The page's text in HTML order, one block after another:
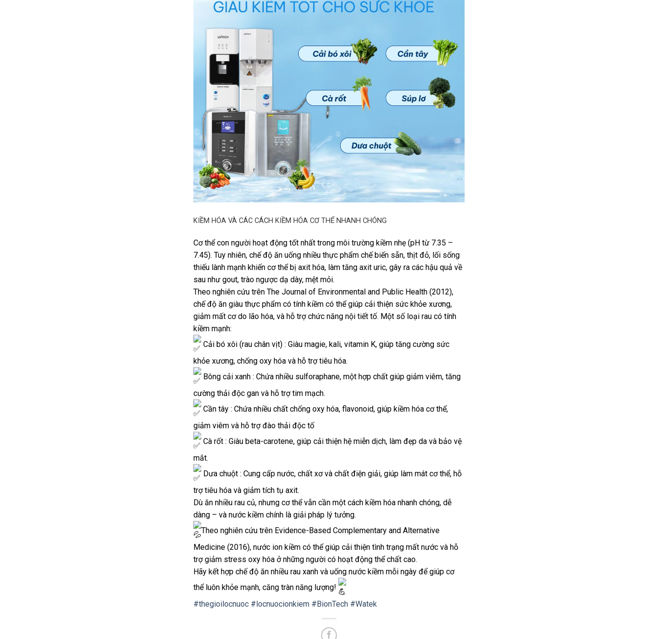
KIỀM HÓA VÀ CÁC CÁCH KIỀM HÓA CƠ THỂ NHANH CHÓNG
Cơ thể con người hoạt động tốt nhất trong môi trường kiềm nhẹ (pH từ 7.35 –
7.45). Tuy nhiên, chế độ ăn uống nhiều thực phẩm chế biến sẵn, thịt đỏ, lối sống
thiếu lành mạnh khiến cơ thể bị axit hóa, làm tăng axit uric, gây ra các hậu quả về
sau như gout, trào ngược dạ dày, mệt mỏi.
Theo nghiên cứu trên The Journal of Environmental and Public Health (2012),
chế độ ăn giàu thực phẩm có tính kiềm có thể giúp cải thiện sức khỏe xương,
giảm mất cơ do lão hóa, và hỗ trợ chức năng nội tiết tố. Một số loại rau có tính
kiềm mạnh:
Cải bó xôi (rau chân vịt) : Giàu magie, kali, vitamin K, giúp tăng cường sức
khỏe xương, chống oxy hóa và hỗ trợ tiêu hóa.
Bông cải xanh : Chứa nhiều sulforaphane, một hợp chất giúp giảm viêm, tăng
cường thải độc gan và hỗ trợ tim mạch.
Cần tây : Chứa nhiều chất chống oxy hóa, flavonoid, giúp kiềm hóa cơ thể,
giảm viêm và hỗ trợ đào thải độc tố
Cà rốt : Giàu beta-carotene, giúp cải thiện hệ miễn dịch, làm đẹp da và bảo vệ
mắt.
Dưa chuột : Cung cấp nước, chất xơ và chất điện giải, giúp làm mát cơ thể, hỗ
trợ tiêu hóa và giảm tích tụ axit.
Dù ăn nhiều rau củ, nhưng cơ thể vẫn cần một cách kiềm hóa nhanh chóng, dễ
dàng – và nước kiềm chính là giải pháp lý tưởng.
Theo nghiên cứu trên Evidence-Based Complementary and Alternative
Medicine (2016), nước ion kiềm có thể giúp cải thiện tình trạng mất nước và hỗ
trợ giảm stress oxy hóa ở những người có hoạt động thể chất cao.
Hãy kết hợp chế độ ăn nhiều rau xanh và uống nước kiềm mỗi ngày để giúp cơ
thể luôn khỏe mạnh, căng tràn năng lượng!
#thegioilocnuoc #locnuocionkiem #BionTech #Watek